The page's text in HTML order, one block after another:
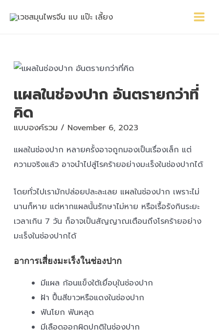
Menu
แผลในช่องปาก อันตรายกว่าที่
คิด
แบบองค์รวม / November 6, 2023
แผลในช่องปาก หลายครั้งอาจถูกมองเป็นเรื่องเล็ก แต่
ความจริงแล้ว อาจนำไปสู่โรคร้ายอย่างมะเร็งในช่องปากได้
โดยทั่วไปเรามักปล่อยปละละเลย แผลในช่องปาก เพราะไม่
นานก็หาย แต่หากแผลนั้นรักษาไม่หาย หรือเรื้อรังกินระยะ
เวลาเกิน 7 วัน ก็อาจเป็นสัญญาณเตือนถึงโรคร้ายอย่าง
มะเร็งในช่องปากได้
อาการเสี่ยงมะเร็งในช่องปาก
มีแผล ก้อนแข็งใต้เยื่อบุในช่องปาก
ฝ้า ปื้นสีขาวหรือแดงในช่องปาก
ฟันโยก ฟันหลุด
มีเลือดออกผิดปกติในช่องปาก
navigation